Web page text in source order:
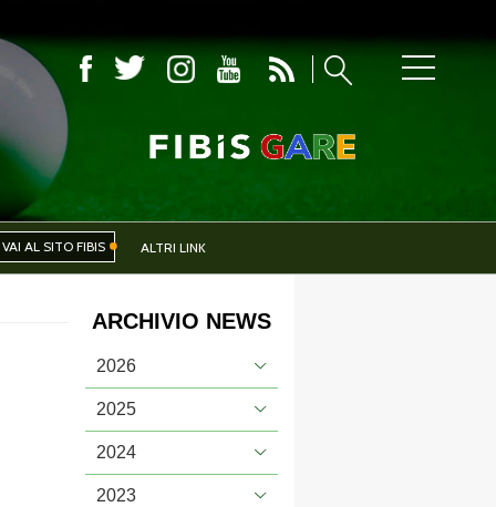
EVENTI
VAI AL SITO FIBIS ALTRI LINK
ARCHIVIO NEWS
2026
2025
2024
2023